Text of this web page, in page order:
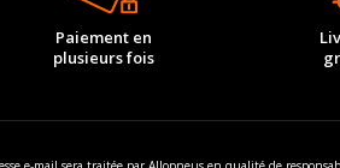
Paiement en
plusieurs fois